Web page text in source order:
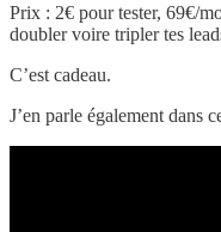
Prix : 2€ pour tester, 69€/
doubler voire tripler tes
C’est cadeau.
J’en parle également